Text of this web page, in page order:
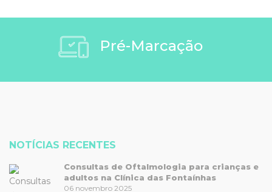
Pré-Marcação
NOTÍCIAS RECENTES
Consultas de Oftalmologia para crianças e
adultos na Clínica das Fontaínhas
06 novembro 2025